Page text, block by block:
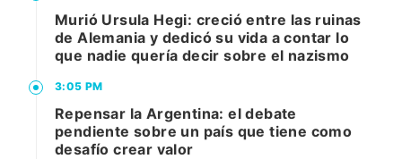
Murió Ursula Hegi: creció entre las ruinas
de Alemania y dedicó su vida a contar lo
que nadie quería decir sobre el nazismo
3:05 PM
Repensar la Argentina: el debate
pendiente sobre un país que tiene como
desafío crear valor